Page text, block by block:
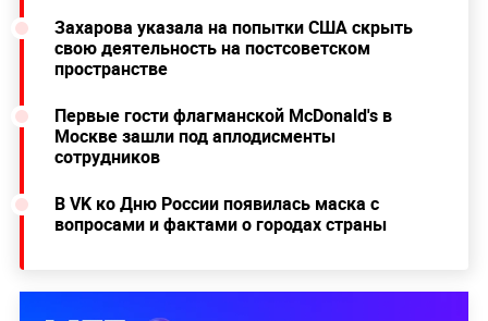
Захарова указала на попытки США скрыть
свою деятельность на постсоветском
пространстве
Первые гости флагманской McDonald's в
Москве зашли под аплодисменты
сотрудников
В VK ко Дню России появилась маска с
вопросами и фактами о городах страны